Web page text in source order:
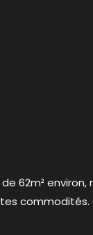
62m²
commodités.